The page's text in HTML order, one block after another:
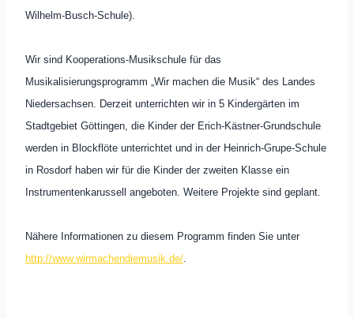
Wilhelm-Busch-Schule).
Wir sind Kooperations-Musikschule für das
Musikalisierungsprogramm „Wir machen die Musik“ des Landes
Niedersachsen. Derzeit unterrichten wir in 5 Kindergärten im
Stadtgebiet Göttingen, die Kinder der Erich-Kästner-Grundschule
werden in Blockflöte unterrichtet und in der Heinrich-Grupe-Schule
in Rosdorf haben wir für die Kinder der zweiten Klasse ein
Instrumentenkarussell angeboten. Weitere Projekte sind geplant.
Nähere Informationen zu diesem Programm finden Sie unter
http://www.wirmachendiemusik.de/.